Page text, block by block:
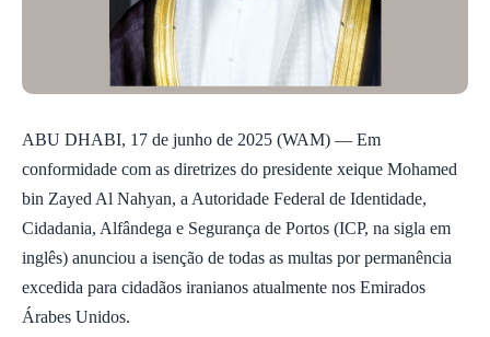
ABU DHABI, 17 de junho de 2025 (WAM) — Em
conformidade com as diretrizes do presidente xeique Mohamed
bin Zayed Al Nahyan, a Autoridade Federal de Identidade,
Cidadania, Alfândega e Segurança de Portos (ICP, na sigla em
inglês) anunciou a isenção de todas as multas por permanência
excedida para cidadãos iranianos atualmente nos Emirados
Árabes Unidos.